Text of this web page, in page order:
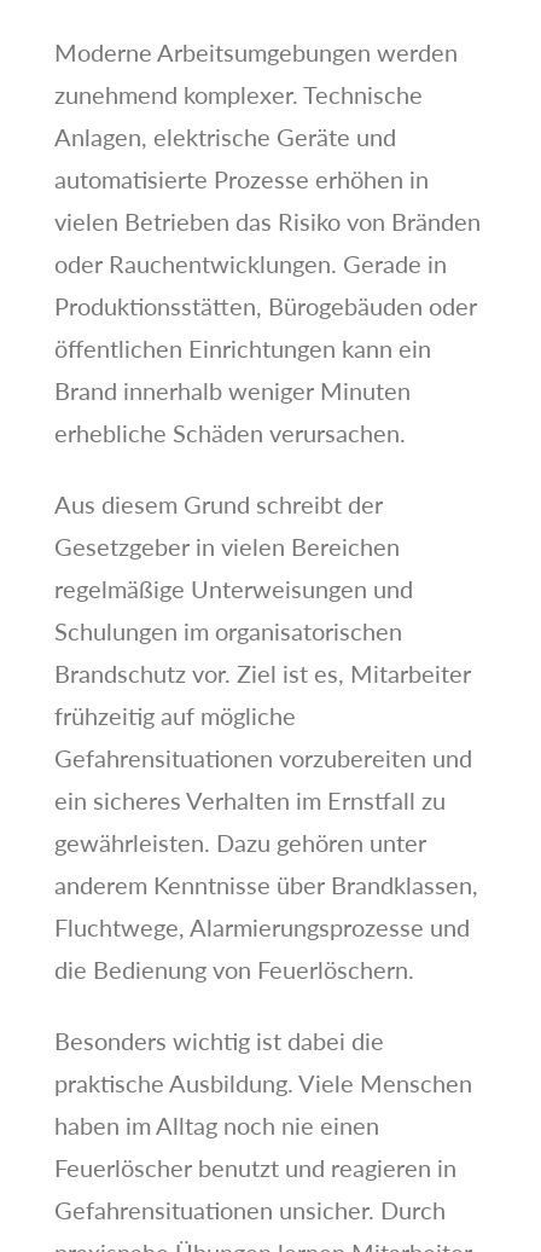
Moderne Arbeitsumgebungen werden
zunehmend komplexer. Technische
Anlagen, elektrische Geräte und
automatisierte Prozesse erhöhen in
vielen Betrieben das Risiko von Bränden
oder Rauchentwicklungen. Gerade in
Produktionsstätten, Bürogebäuden oder
öffentlichen Einrichtungen kann ein
Brand innerhalb weniger Minuten
erhebliche Schäden verursachen.
Aus diesem Grund schreibt der
Gesetzgeber in vielen Bereichen
regelmäßige Unterweisungen und
Schulungen im organisatorischen
Brandschutz vor. Ziel ist es, Mitarbeiter
frühzeitig auf mögliche
Gefahrensituationen vorzubereiten und
ein sicheres Verhalten im Ernstfall zu
gewährleisten. Dazu gehören unter
anderem Kenntnisse über Brandklassen,
Fluchtwege, Alarmierungsprozesse und
die Bedienung von Feuerlöschern.
Besonders wichtig ist dabei die
praktische Ausbildung. Viele Menschen
haben im Alltag noch nie einen
Feuerlöscher benutzt und reagieren in
Gefahrensituationen unsicher. Durch